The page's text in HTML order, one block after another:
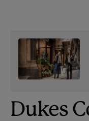
Dukes